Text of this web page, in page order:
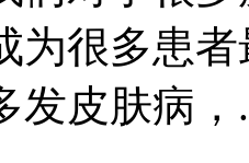
为很多患
发皮肤病